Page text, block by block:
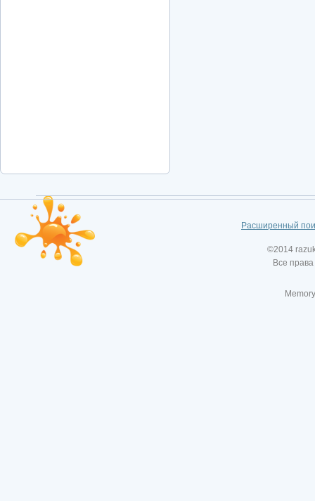
Расширенный
©2014
Все